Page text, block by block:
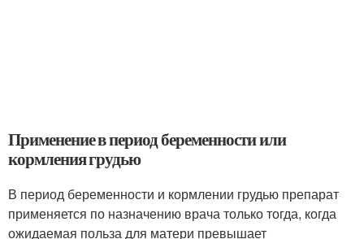
Применение в период беременности или
кормления грудью
В период беременности и кормлении грудью препарат
применяется по назначению врача только тогда, когда
ожидаемая польза для матери превышает